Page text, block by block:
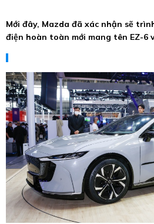
Mới đây, Mazda đã xác nhận sẽ
điện hoàn toàn mới mang tên EZ-6